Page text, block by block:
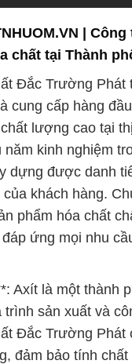
|
chất tại Thành
Đắc Trường Phát
cung cấp hàng
lượng cao tại
kinh nghiệm
dựng được danh
khách hàng.
phẩm hóa chất
ứng mọi nhu
Axít là một thành
trình sản xuất và
Đắc Trường Phát
đảm bảo tính